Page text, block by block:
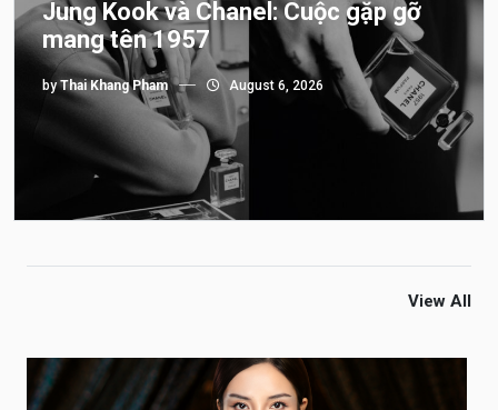
Jung Kook và Chanel: Cuộc gặp gỡ
mang tên 1957
byThai Khang Pham August 6, 2026
View All